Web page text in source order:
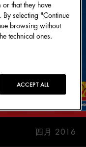
四月 2016
that they have
selecting "Continue
browsing without
technical ones.
ACCEPT ALL